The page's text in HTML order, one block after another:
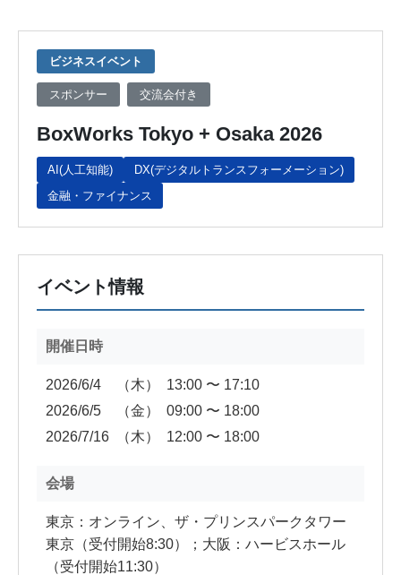
ビジネスイベント
スポンサー 交流会付き
BoxWorks Tokyo + Osaka 2026
AI(人工知能)
DX(デジタルトランスフォーメーション)
金融・ファイナンス
イベント情報
開催日時
2026/6/4 （木）
13:00 〜 17:10
2026/6/5
（金）
09:00 〜 18:00
2026/7/16
（木） 12:00 〜 18:00
会場
東京：オンライン、ザ・プリンスパークタワー
東京（受付開始8:30）；大阪：ハービスホール
（受付開始11:30）